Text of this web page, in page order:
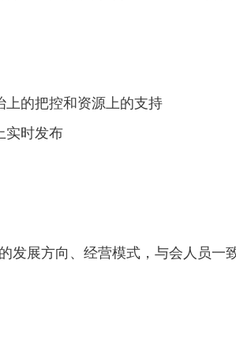
的把控和资源上的支持
实时发布
发展方向、经营模式，与会人员